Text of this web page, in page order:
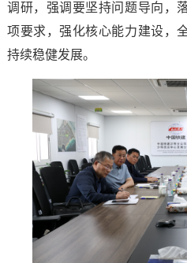
调研，强调要坚持问题导向，
项要求，强化核心能力建设，
持续稳健发展。